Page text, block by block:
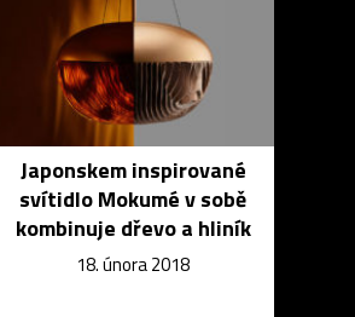
Japonskem inspirované
svítidlo Mokumé v sobě
kombinuje dřevo a hliník
18. února 2018